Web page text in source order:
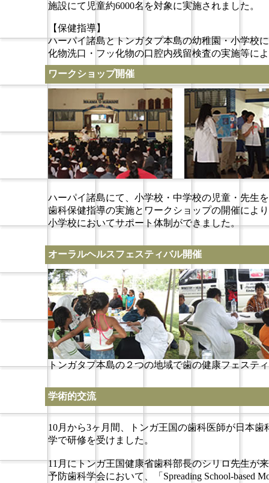
施設にて児童約6000名を対象に実施されました。
【保健指導】
ハーパイ諸島とトンガタプ本島の幼稚園・小学校
化物洗口・フッ化物の口腔内残留検査の実施等に
ワークショップ開催
ハーパイ諸島にて、小学校・中学校の児童・先生
歯科保健指導の実施とワークショップの開催によ
小学校においてサポート体制ができました。
オーラルヘルスフェスティバル開催
トンガタプ本島の２つの地域で歯の健康フェステ
学術的交流
10月から3ヶ月間、トンガ王国の歯科医師が日本
学で研修を受けました。
11月にトンガ王国健康省歯科部長のシリロ先生が
予防歯科学会において、「Spreading School-based